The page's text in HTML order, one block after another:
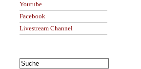
Youtube
Facebook
Livestream Channel